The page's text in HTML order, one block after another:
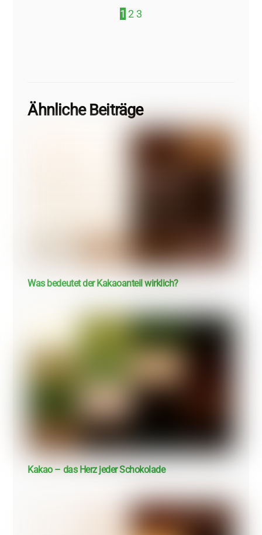
1 23
Ähnliche Beiträge
Was bedeutet der Kakaoanteil wirklich?
Kakao – das Herz jeder Schokolade